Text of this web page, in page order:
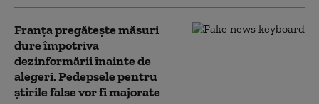
Franța pregătește măsuri
dure împotriva
dezinformării înainte de
alegeri. Pedepsele pentru
știrile false vor fi majorate